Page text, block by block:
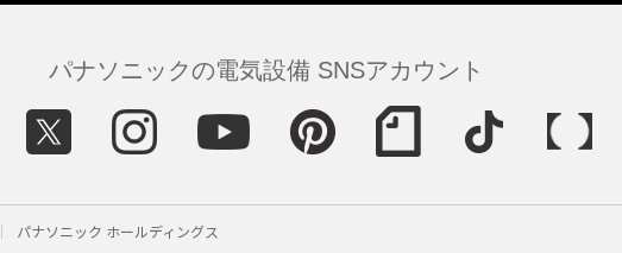
パナソニックの電気設備 SNSアカウント
パナソニック ホールディングス